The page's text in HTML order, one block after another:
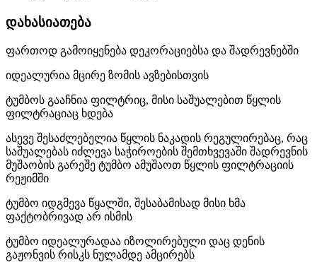
დახასიათება
ფართოდ გამოიყენება დეკორაციებსა და შადრევნებში
იდეალურია მცირე ზომის ავზებისთვის
ტუმბოს გააჩნია ფილტრიც, მისი საშუალებით წყლის
ფილტრაციაც ხდება
ასევე შესაძლებელია წყლის ნაკადის რეგულირებაც, რაც
საშუალებას იძლევა საჭიროების შემთხვევაში შადრევნის
მუშაობის გარეშე ტუმბო ამუშაოთ წყლის ფილტრაციის
რეჟიმში
ტუმბო იდგმევა წყალში, შესაბამისად მისი ხმა
ფაქტობრივად არ ისმის
ტუმბო იდეალურადაა იზოლირებული დაც დენის
გაჟონვის რისკს ნულამდე ამცირებს